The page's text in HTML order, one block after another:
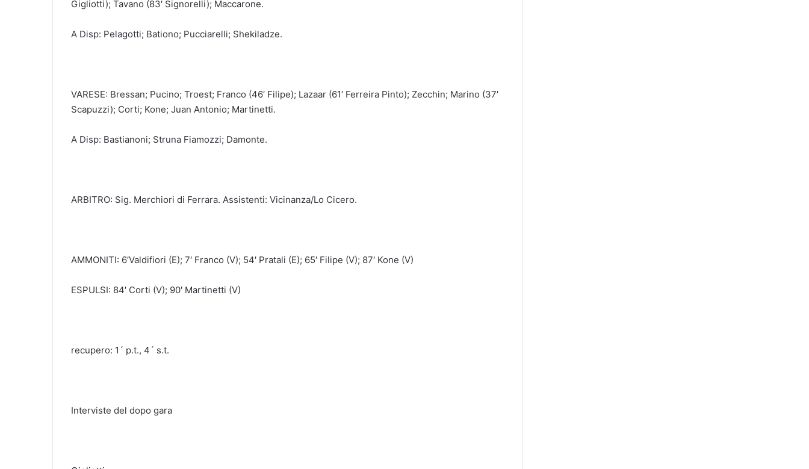
Gigliotti); Tavano (83′ Signorelli); Maccarone.
A Disp: Pelagotti; Bationo; Pucciarelli; Shekiladze.
VARESE: Bressan; Pucino; Troest; Franco (46′ Filipe); Lazaar (61′ Ferreira Pinto); Zecchin; Marino (37′
Scapuzzi); Corti; Kone; Juan Antonio; Martinetti.
A Disp: Bastianoni; Struna Fiamozzi; Damonte.
ARBITRO: Sig. Merchiori di Ferrara. Assistenti: Vicinanza/Lo Cicero.
AMMONITI: 6′Valdifiori (E); 7′ Franco (V); 54′ Pratali (E); 65′ Filipe (V); 87′ Kone (V)
ESPULSI: 84′ Corti (V); 90′ Martinetti (V)
recupero: 1´ p.t., 4´ s.t.
Interviste del dopo gara